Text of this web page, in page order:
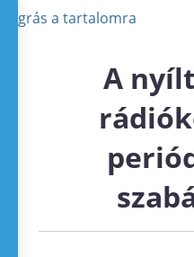
Ugrás a tartalomra
A